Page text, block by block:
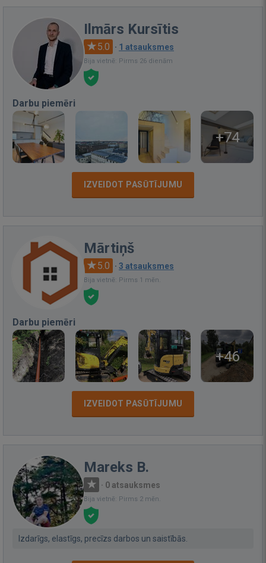
Ilmārs Kursītis
5.0 · 1 atsauksmes
Bija vietnē: Pirms 26 dienām
Darbu piemēri
+74
IZVEIDOT PASŪTĪJUMU
Mārtiņš
5.0 · 3 atsauksmes
Bija vietnē: Pirms 1 mēn.
Darbu piemēri
+46
IZVEIDOT PASŪTĪJUMU
Mareks B.
· 0 atsauksmes
Bija vietnē: Pirms 2 mēn.
Izdarīgs, elastīgs, precīzs darbos un saistībās.